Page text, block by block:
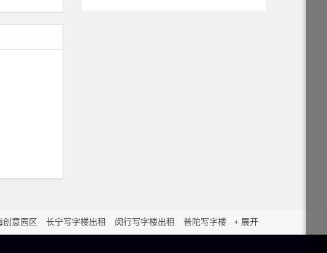
+ 展开
创意园区 长宁写字楼出租 闵行写字楼出租 普陀写字楼